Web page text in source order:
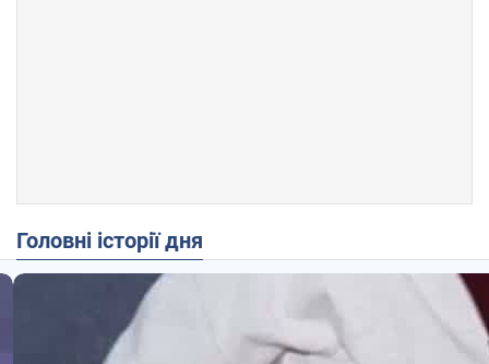
Головні історії дня